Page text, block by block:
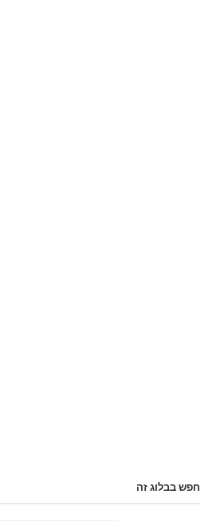
חפש בבלוג זה